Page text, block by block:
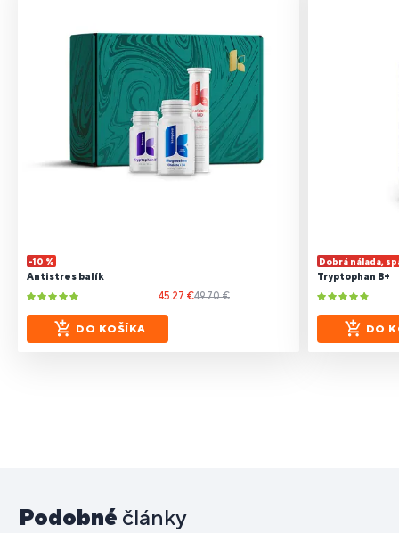
-10 %
Antistres balík
49.70 €
45.27 €
DO KOŠÍKA
Dobrá nálada,
Tryptophan B+
DO
Podobné články